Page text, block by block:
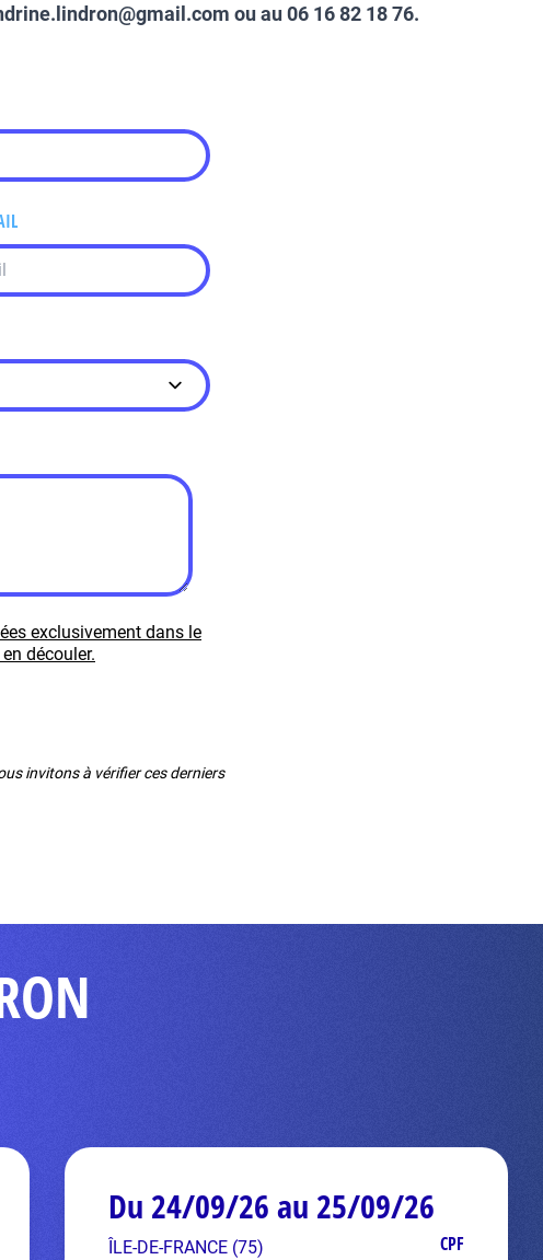
ou au 06 16 82 18 76.
exclusivement dans le
découler.
invitons à vérifier ces derniers
Du 24/09/26 au 25/09/26
ÎLE-DE-FRANCE (75) CPF